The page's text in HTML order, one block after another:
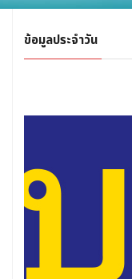
ข้อมูลประจำวัน